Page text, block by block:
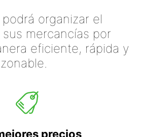
organizar el
mercancías por
eficiente, rápida y
precios